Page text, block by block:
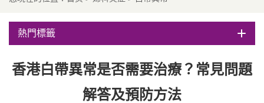
熱門標籤
香港白帶異常是否需要治療？常見問題
解答及預防方法